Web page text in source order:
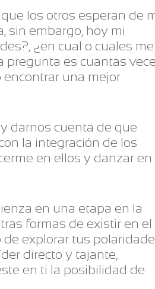
los otros esperan de
sin embargo, hoy mi
¿en cual o cuales me
pregunta es cuantas
una mejor
darnos cuenta de que
la integración de los
en ellos y danzar en
en una etapa en la
formas de existir en el
explorar tus
directo y tajante,
en ti la posibilidad de